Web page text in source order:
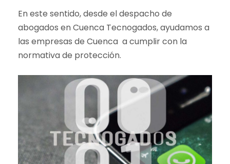
En este sentido, desde el despacho de
abogados en Cuenca Tecnogados, ayudamos a
las empresas de Cuenca a cumplir con la
normativa de protección.